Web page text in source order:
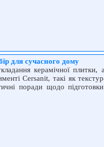
для сучасного дому
керамічної плитки,
Cersanit, такі як
поради щодо